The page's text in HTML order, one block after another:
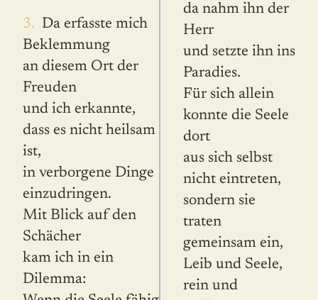
3. Da erfasste mich
Beklemmung
an diesem Ort der
Freuden
und ich erkannte,
dass es nicht heilsam
ist,
in verborgene Dinge
einzudringen.
Mit Blick auf den
Schächer
kam ich in ein
Dilemma:
da nahm ihn der
Herr
und setzte ihn ins
Paradies.
Für sich allein
konnte die Seele
dort
aus sich selbst
nicht eintreten,
sondern sie
traten
gemeinsam ein,
Leib und Seele,
rein und